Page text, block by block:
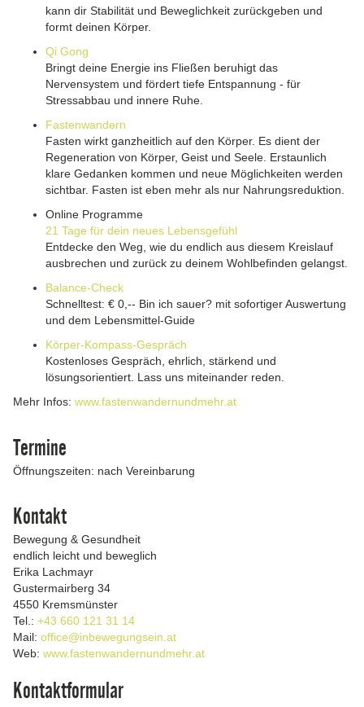
kann dir Stabilität und Beweglichkeit zurückgeben und
formt deinen Körper.
Qi Gong
Bringt deine Energie ins Fließen beruhigt das
Nervensystem und fördert tiefe Entspannung - für
Stressabbau und innere Ruhe.
Fastenwandern
Fasten wirkt ganzheitlich auf den Körper. Es dient der
Regeneration von Körper, Geist und Seele. Erstaunlich
klare Gedanken kommen und neue Möglichkeiten werden
sichtbar. Fasten ist eben mehr als nur Nahrungsreduktion.
Online Programme
21 Tage für dein neues Lebensgefühl
Entdecke den Weg, wie du endlich aus diesem Kreislauf
ausbrechen und zurück zu deinem Wohlbefinden gelangst.
Balance-Check
Schnelltest: € 0,-- Bin ich sauer? mit sofortiger Auswertung
und dem Lebensmittel-Guide
Körper-Kompass-Gespräch
Kostenloses Gespräch, ehrlich, stärkend und
lösungsorientiert. Lass uns miteinander reden.
Mehr Infos: www.fastenwandernundmehr.at
Termine
Öffnungszeiten: nach Vereinbarung
Kontakt
Bewegung & Gesundheit
endlich leicht und beweglich
Erika Lachmayr
Gustermairberg 34
4550 Kremsmünster
Tel.: +43 660 121 31 14
Mail: office@inbewegungsein.at
Web: www.fastenwandernundmehr.at
Kontaktformular